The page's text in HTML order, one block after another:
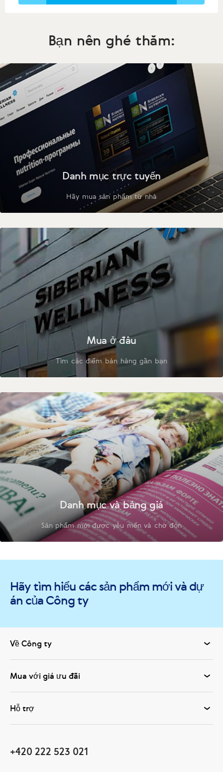
Bạn nên ghé thăm:
Danh mục trực tuyến
Hãy mua sản phẩm từ nhà
Mua ở đâu
Tìm các điểm bán hàng gần bạn
Danh mục và bảng giá
Sản phẩm mới được yêu mến và chờ đón
Hãy tìm hiểu các sản phẩm mới và dự
án của Công ty
Về Công ty
Mua với giá ưu đãi
Hỗ trợ
+420 222 523 021